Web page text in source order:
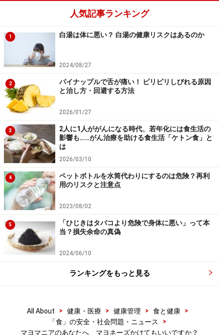
人気記事ランキング
1 白湯は体に悪い？ 白湯の健康リスクはあるのか
2024/08/27
2
パイナップルで舌が痛い！ ピリピリしびれる原因
と治し方・回避する方法
2026/01/27
3
2人に1人ががんになる時代、若年化には食生活の
影響も……がん治療を助ける食生活「ケトン食」と
は
2026/03/10
4
ペットボトルを水筒代わりにするのは危険？再利
用のリスクと注意点
2023/08/02
5
「ひじきはタバコより危険で身体に悪い」って本
当？損失余命の真偽
2024/06/10
ランキングをもっと見る
All About > 健康・医療 > 健康管理 > 食と健康
>
「食」の安全・社会問題・ニュース
>
マヨマニアのあなたへ マヨネーズかけてもいいですか？